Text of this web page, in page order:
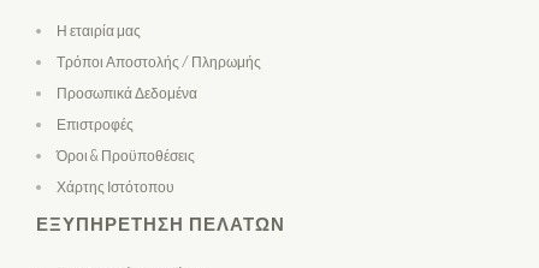
Η εταιρία μας
Τρόποι Αποστολής / Πληρωμής
Προσωπικά Δεδομένα
Επιστροφές
Όροι & Προϋποθέσεις
Χάρτης Ιστότοπου
ΕΞΥΠΗΡΈΤΗΣΗ ΠΕΛΑΤΏΝ